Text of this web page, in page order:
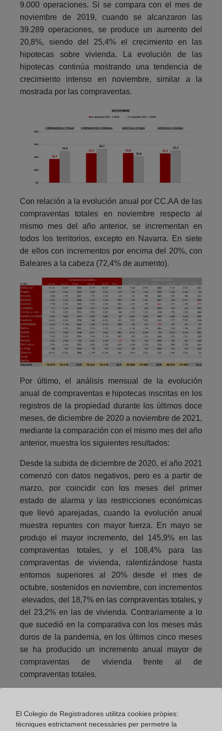
9.000 operaciones. Si se compara con el mes de
noviembre de 2019, cuando se alcanzaron las
39.289 operaciones, se produce un aumento del
20,8%, siendo del 25,4% el crecimiento en las
hipotecas sobre vivienda. La evolución de las
hipotecas continúa mostrando una tendencia de
crecimiento intenso en noviembre, similar a la
mostrada por las compraventas.
Con relación a la evolución anual por CC.AA de las
compraventas totales en noviembre respecto al
mismo mes del año anterior, se incrementan en
todos los territorios, excepto en Navarra. En siete
de ellos con incrementos por encima del 20%, con
Baleares a la cabeza (72,4% de aumento).
Por último, el análisis mensual de la evolución
anual de compraventas e hipotecas inscritas en los
registros de la propiedad durante los últimos doce
meses, de diciembre de 2020 a noviembre de 2021,
mediante la comparación con el mismo mes del año
anterior, muestra los siguientes resultados:
Desde la subida de diciembre de 2020, el año 2021
comenzó con datos negativos, pero es a partir de
marzo, por coincidir con los meses del primer
estado de alarma y las restricciones económicas
que llevó aparejadas, cuando la evolución anual
muestra repuntes con mayor fuerza. En mayo se
produjo el mayor incremento, del 145,9% en las
compraventas totales, y el 108,4% para las
compraventas de vivienda, ralentizándose hasta
entornos superiores al 20% desde el mes de
octubre, sostenidos en noviembre, con incrementos
elevados, del 18,7% en las compraventas totales, y
del 23,2% en las de vivienda. Contrariamente a lo
que sucedió en la comparativa con los meses más
duros de la pandemia, en los últimos cinco meses
se ha producido un incremento anual mayor de
compraventas de vivienda frente al de
compraventas totales.
El Colegio de Registradores utilitza cookies pròpies:
tècniques estrictament necessàries per permetre la